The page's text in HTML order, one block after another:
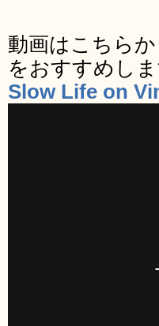
動画はこちら
をおすすめしま
Slow Life on